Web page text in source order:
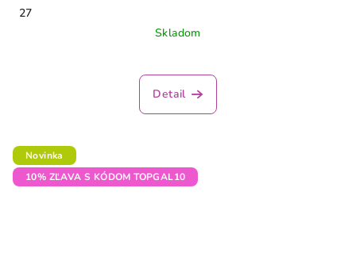
27
Skladom
Detail
Novinka
10% ZĽAVA S KÓDOM TOPGAL10